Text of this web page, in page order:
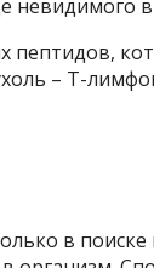
невидимого
пептидов,
– Т-
в